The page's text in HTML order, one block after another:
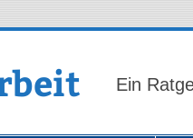
Ein